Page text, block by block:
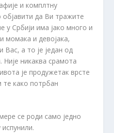
и комплтну
да Ви тражите
у Србији има јако много и
момака и девојака,
Вас, а то је један од
никаква срамота
је продужетак врсте
те како потрбан
се роди само једно